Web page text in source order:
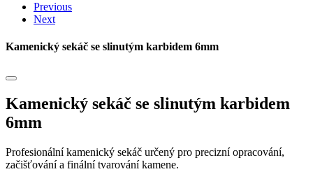
Previous
Next
Kamenický sekáč se slinutým karbidem 6mm
Kamenický sekáč se slinutým karbidem
6mm
Profesionální kamenický sekáč určený pro precizní opracování,
začišťování a finální tvarování kamene.